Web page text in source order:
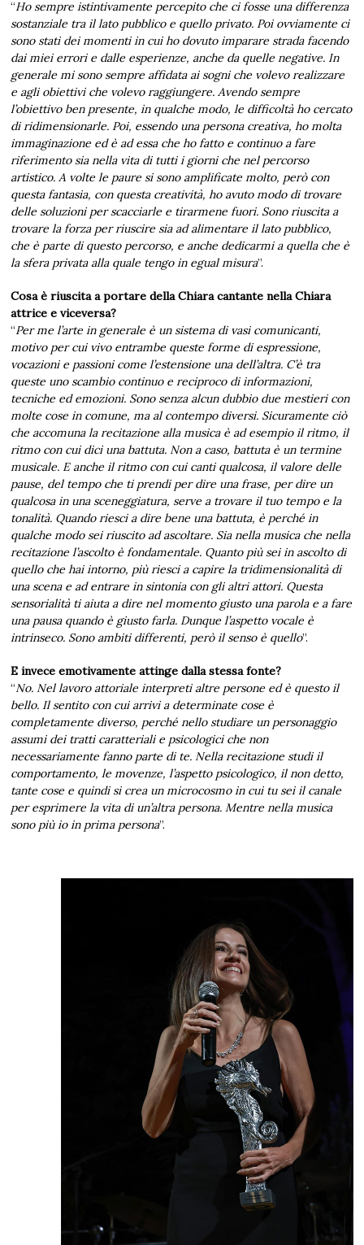
“Ho sempre istintivamente percepito che ci fosse una differenza
sostanziale tra il lato pubblico e quello privato. Poi ovviamente ci
sono stati dei momenti in cui ho dovuto imparare strada facendo
dai miei errori e dalle esperienze, anche da quelle negative. In
generale mi sono sempre affidata ai sogni che volevo realizzare
e agli obiettivi che volevo raggiungere. Avendo sempre
l’obiettivo ben presente, in qualche modo, le difficoltà ho cercato
di ridimensionarle. Poi, essendo una persona creativa, ho molta
immaginazione ed è ad essa che ho fatto e continuo a fare
riferimento sia nella vita di tutti i giorni che nel percorso
artistico. A volte le paure si sono amplificate molto, però con
questa fantasia, con questa creatività, ho avuto modo di trovare
delle soluzioni per scacciarle e tirarmene fuori. Sono riuscita a
trovare la forza per riuscire sia ad alimentare il lato pubblico,
che è parte di questo percorso, e anche dedicarmi a quella che è
la sfera privata alla quale tengo in egual misura”.
Cosa è riuscita a portare della Chiara cantante nella Chiara
attrice e viceversa?
“Per me l’arte in generale è un sistema di vasi comunicanti,
motivo per cui vivo entrambe queste forme di espressione,
vocazioni e passioni come l’estensione una dell’altra. C’è tra
queste uno scambio continuo e reciproco di informazioni,
tecniche ed emozioni. Sono senza alcun dubbio due mestieri con
molte cose in comune, ma al contempo diversi. Sicuramente ciò
che accomuna la recitazione alla musica è ad esempio il ritmo, il
ritmo con cui dici una battuta. Non a caso, battuta è un termine
musicale. E anche il ritmo con cui canti qualcosa, il valore delle
pause, del tempo che ti prendi per dire una frase, per dire un
qualcosa in una sceneggiatura, serve a trovare il tuo tempo e la
tonalità. Quando riesci a dire bene una battuta, è perché in
qualche modo sei riuscito ad ascoltare. Sia nella musica che nella
recitazione l’ascolto è fondamentale. Quanto più sei in ascolto di
quello che hai intorno, più riesci a capire la tridimensionalità di
una scena e ad entrare in sintonia con gli altri attori. Questa
sensorialità ti aiuta a dire nel momento giusto una parola e a fare
una pausa quando è giusto farla. Dunque l’aspetto vocale è
intrinseco. Sono ambiti differenti, però il senso è quello”.
E invece emotivamente attinge dalla stessa fonte?
“No. Nel lavoro attoriale interpreti altre persone ed è questo il
bello. Il sentito con cui arrivi a determinate cose è
completamente diverso, perché nello studiare un personaggio
assumi dei tratti caratteriali e psicologici che non
necessariamente fanno parte di te. Nella recitazione studi il
comportamento, le movenze, l’aspetto psicologico, il non detto,
tante cose e quindi si crea un microcosmo in cui tu sei il canale
per esprimere la vita di un’altra persona. Mentre nella musica
sono più io in prima persona”.